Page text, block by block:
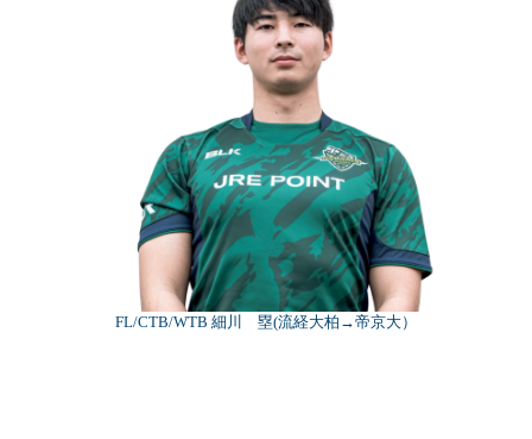
FL/CTB/WTB 細川 塁(流経大柏→帝京大）